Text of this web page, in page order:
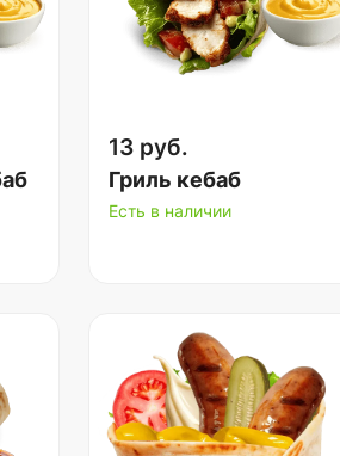
13 руб.
Гриль кебаб
Есть в наличии